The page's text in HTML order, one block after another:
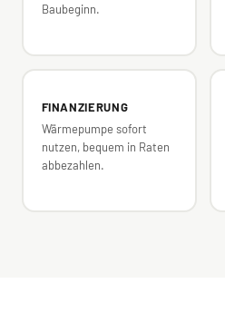
Baubeginn.
FINANZIERUNG
Wärmepumpe sofort
nutzen, bequem in Raten
abbezahlen.